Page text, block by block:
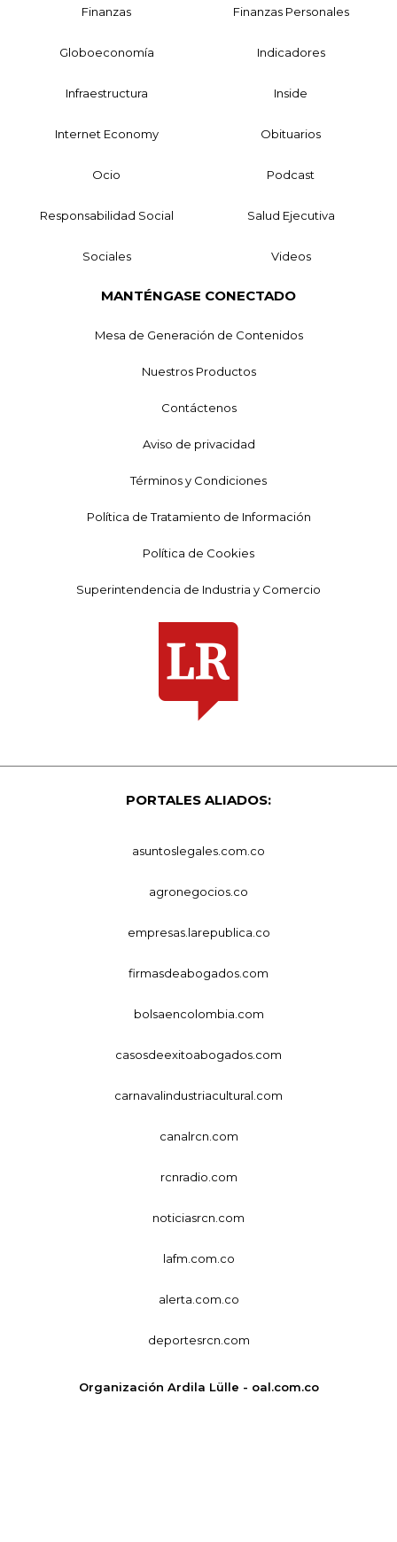
Finanzas Finanzas Personales
Globoeconomía Indicadores
Infraestructura Inside
Internet Economy Obituarios
Ocio Podcast
Responsabilidad Social Salud Ejecutiva
Sociales Videos
MANTÉNGASE CONECTADO
Mesa de Generación de Contenidos
Nuestros Productos
Contáctenos
Aviso de privacidad
Términos y Condiciones
Política de Tratamiento de Información
Política de Cookies
Superintendencia de Industria y Comercio
PORTALES ALIADOS:
asuntoslegales.com.co
agronegocios.co
empresas.larepublica.co
firmasdeabogados.com
bolsaencolombia.com
casosdeexitoabogados.com
carnavalindustriacultural.com
canalrcn.com
rcnradio.com
noticiasrcn.com
lafm.com.co
alerta.com.co
deportesrcn.com
Organización Ardila Lülle - oal.com.co